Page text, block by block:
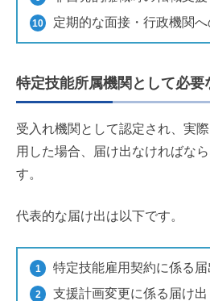
定期的な面接・行政機関へ
特定技能所属機関として必要
受入れ機関として認定され、実
用した場合、届け出なければな
す。
代表的な届け出は以下です。
特定技能雇用契約に係る届
支援計画変更に係る届け出